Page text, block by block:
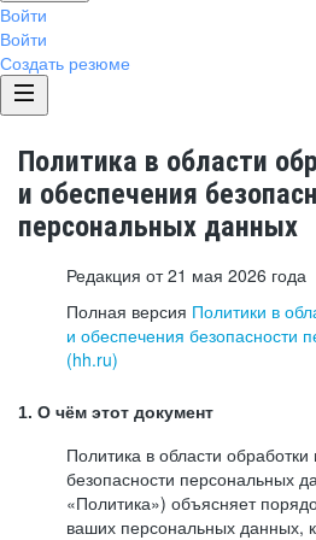
Войти
Войти
Создать резюме
Политика в области
и обеспечения
персональных данных
Редакция от 21 мая 2026 года
Полная версия Политики в
и обеспечения безопасности
(hh.ru)
1. О чём этот документ
Политика в области
безопасности персональных
«Политика») объясняет
ваших персональных данных,